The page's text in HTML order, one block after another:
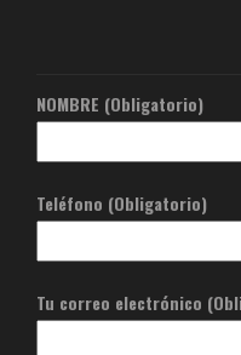
NOMBRE (Obligatorio)
Teléfono (Obligatorio)
Tu correo electrónico